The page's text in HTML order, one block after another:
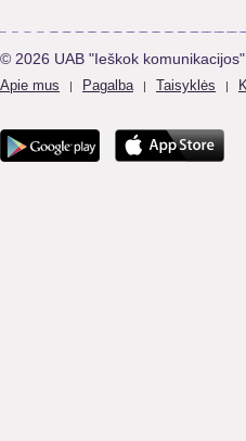
© 2026 UAB "Ieškok
Apie mus | Pagalba | Taisyklės |